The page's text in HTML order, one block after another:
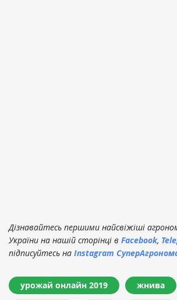
Дізнавайтесь першими найсвіжіші
України на нашій сторінці в Facebook,
підписуйтесь на Instagram
урожай онлайн 2019 жнива